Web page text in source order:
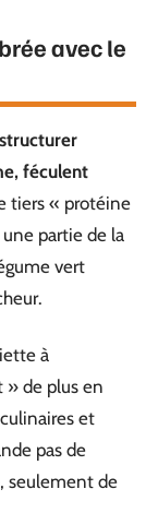
avec le
structurer
féculent
tiers « protéine
partie de la
vert
à
de plus en
et
pas de
seulement de